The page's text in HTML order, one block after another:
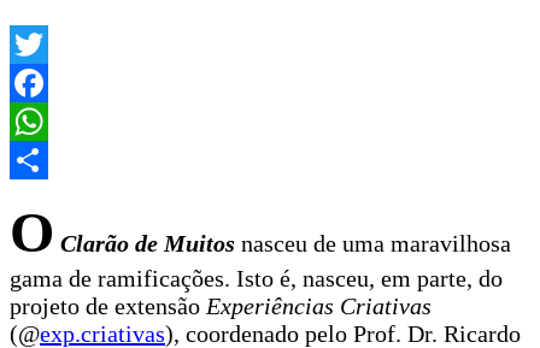
Twitter
Facebook
WhatsApp
O Clarão de Muitos nasceu de uma maravilhosa
gama de ramificações. Isto é, nasceu, em parte, do
projeto de extensão Experiências Criativas
(@exp.criativas), coordenado pelo Prof. Dr. Ricardo